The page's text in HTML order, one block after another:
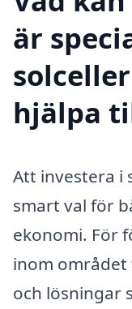
är
hjälpa
Att investera i
smart val för
ekonomi. För
inom
och lösningar